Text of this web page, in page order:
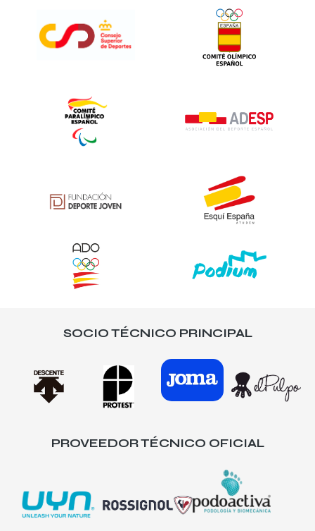
SOCIO TÉCNICO PRINCIPAL
PROVEEDOR TÉCNICO OFICIAL